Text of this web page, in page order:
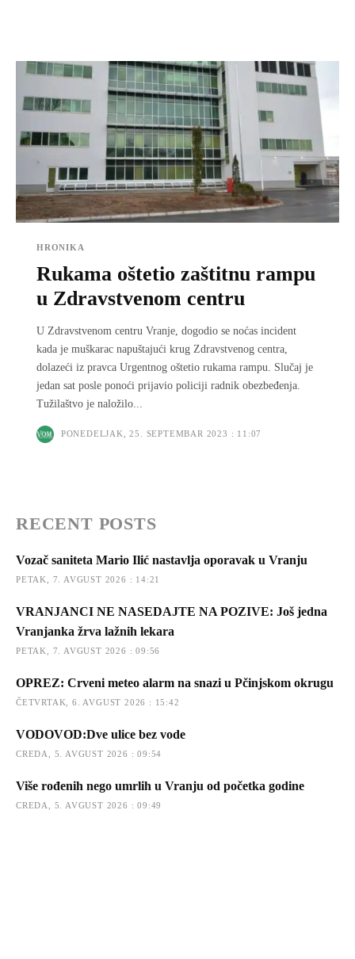
HRONIKA
Rukama oštetio zaštitnu rampu
u Zdravstvenom centru
U Zdravstvenom centru Vranje, dogodio se noćas incident
kada je muškarac napuštajući krug Zdravstvenog centra,
dolazeći iz pravca Urgentnog oštetio rukama rampu. Slučaj je
jedan sat posle ponoći prijavio policiji radnik obezbeđenja.
Tužilaštvo je naložilo...
PONEDELJAK, 25. SEPTEMBAR 2023 : 11:07
RECENT POSTS
Vozač saniteta Mario Ilić nastavlja oporavak u Vranju
PETAK, 7. AVGUST 2026 : 14:21
VRANJANCI NE NASEDAJTE NA POZIVE: Još jedna
Vranjanka žrva lažnih lekara
PETAK, 7. AVGUST 2026 : 09:56
OPREZ: Crveni meteo alarm na snazi u Pčinjskom okrugu
ČETVRTAK, 6. AVGUST 2026 : 15:42
VODOVOD:Dve ulice bez vode
CREDA, 5. AVGUST 2026 : 09:54
Više rođenih nego umrlih u Vranju od početka godine
CREDA, 5. AVGUST 2026 : 09:49